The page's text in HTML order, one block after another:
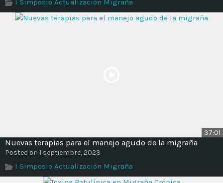
I Simposio Actualización Migraña
37:01
Nuevas terapias para el manejo agudo de la migraña
Posted on 1 septiembre, 2023
I Simposio Actualización Migraña